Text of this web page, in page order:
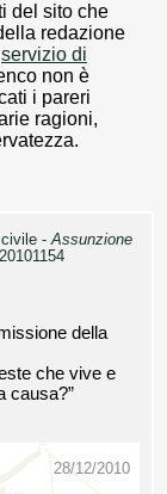
del sito che
redazione
servizio di
non è
i pareri
ragioni,
civile -Assunzione
della
che vive e
causa?”
28/12/2010